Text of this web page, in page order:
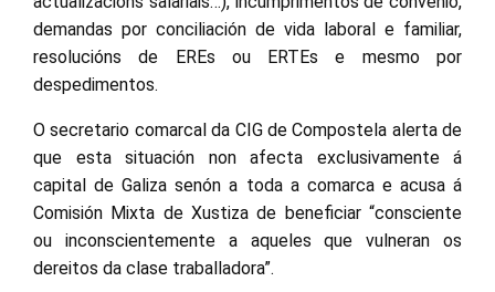
demandas por conciliación de vida laboral e familiar,
resolucións de EREs ou ERTEs e mesmo por
despedimentos.
O secretario comarcal da CIG de Compostela alerta de
que esta situación non afecta exclusivamente á
capital de Galiza senón a toda a comarca e acusa á
Comisión Mixta de Xustiza de beneficiar “consciente
ou inconscientemente a aqueles que vulneran os
dereitos da clase traballadora”.